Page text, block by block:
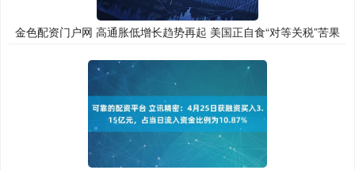
金色配资门户网 高通胀低增长趋势再起 美国正自食“对等关税”苦果